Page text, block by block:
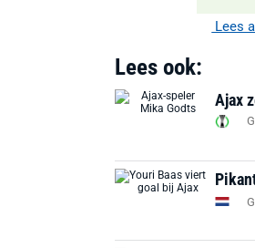
Lees
Lees ook:
Ajax